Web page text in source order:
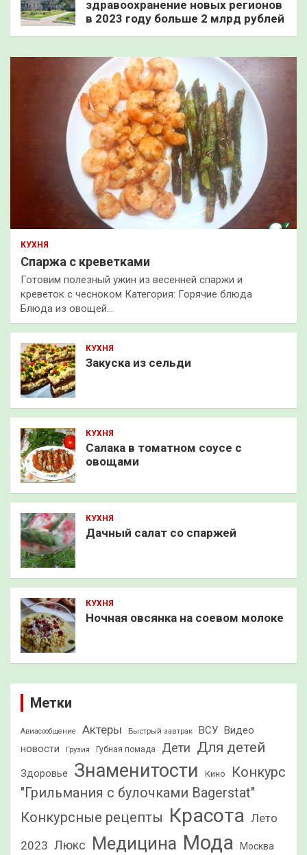
здравоохранение новых регионов
в 2023 году больше 2 млрд рублей
КУХНЯ
Спаржа с креветками
Готовим полезный ужин из весенней спаржи и
креветок с чесноком Категория: Горячие блюда
Блюда из овощей…
КУХНЯ
Закуска из сельди
КУХНЯ
Салака в томатном соусе с
овощами
КУХНЯ
Дачный салат со спаржей
КУХНЯ
Ночная овсянка на соевом молоке
Метки
Авиасообщение Актеры Быстрый завтрак ВСУ Видео
новости
Грузия Губная помада Дети Для детей
Здоровье Знаменитости Кино
Конкурс
"Грильмания с булочками Bagerstat"
Конкурсные рецепты Красота Лето
2023 Люкс Медицина Мода Москва